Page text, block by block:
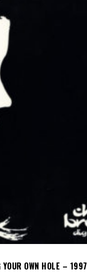
OWN HOLE – 1997